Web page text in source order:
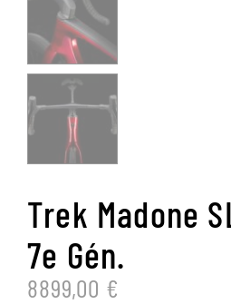
Trek Madone
7e Gén.
8899,00 €